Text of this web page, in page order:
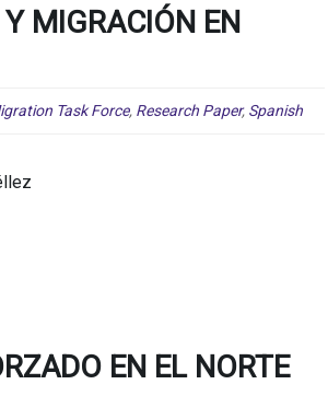
MIGRACIÓN EN
Task Force, Research Paper, Spanish
EN EL NORTE